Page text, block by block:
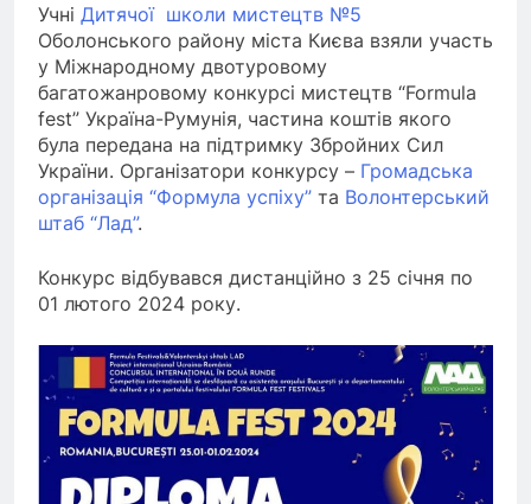
Учні Дитячої школи мистецтв №5
Оболонського району міста Києва взяли участь
у Міжнародному двотуровому
багатожанровому конкурсі мистецтв “Formula
fest” Україна-Румунія, частина коштів якого
була передана на підтримку Збройних Сил
України. Організатори конкурсу – Громадська
організація “Формула успіху” та Волонтерський
штаб “Лад”.
Конкурс відбувався дистанційно з 25 січня по
01 лютого 2024 року.